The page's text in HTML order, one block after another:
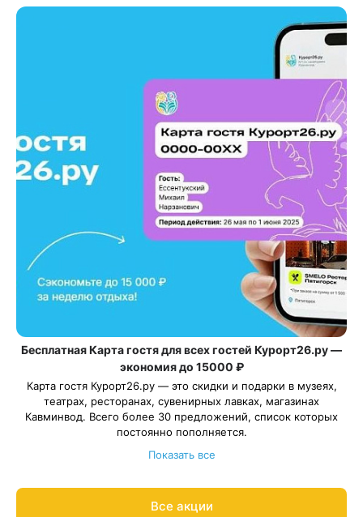
Бесплатная Карта гостя для всех гостей Курорт26.ру —
экономия до 15000 ₽
Карта гостя Курорт26.ру — это скидки и подарки в музеях,
театрах, ресторанах, сувенирных лавках, магазинах
Кавминвод. Всего более 30 предложений, список которых
постоянно пополняется.
отелей в нашем сервисе. Карта создается в 1 клик и
неделю отдыха с выгодными предложения лучших заведений
Кавминвод.
Подробнее:guestcard.kurort26.ru
Показать все
Все акции